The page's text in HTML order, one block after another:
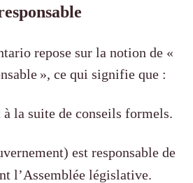
repose sur la notion de «
», ce qui signifie que :
la suite de conseils formels.
est responsable de
l’Assemblée législative.